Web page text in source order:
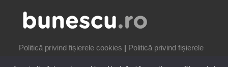
Politică privind fișierele cookies | Politică privind fișierele